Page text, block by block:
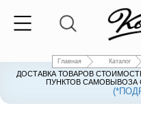
Главная Каталог
ДОСТАВКА ТОВАРОВ
ПУНКТОВ САМОВЫВОЗА